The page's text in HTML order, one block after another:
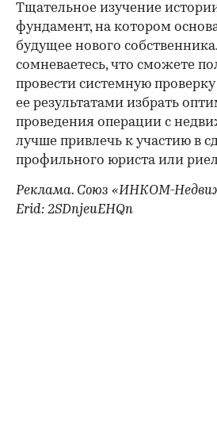
Тщательное изучение
фундамент, на котором
будущее нового
сомневаетесь, что сможете
провести системную проверку
ее результатами избрать
проведения операции с
лучше привлечь к участию в
профильного юриста или
Реклама. Союз «ИНКОМ-
Erid: 2SDnjeuEHQn